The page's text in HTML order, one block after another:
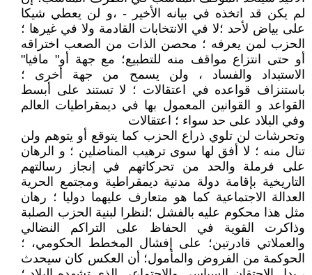
لم يكن قد اتخذه في بيانه الأخير - ،و لن يعطي شيكا
على بياض لأحد ؛لا في الانتخابات القادمة ولا في غيرها ؛
الحزب لمن يعرفه ؛ محصن الذات من الصعب اختراقه
أو حتى انتزاع مواقف منه للتطبيع؛ مع جهة أو" مافيا"
الاستبداد والفساد ، ولن يسمح من جهة أخرى ؛
باستنزاف قواعده في اعتقالات ؛ لا تستند على أبسط
القواعد و القوانين المعمول بها في ديمقراطيات العالم
وفي البلاد على حد سواء ؛ اعتقالات
وتحرشات لن تلوي ذراع الحزب كما يتوقع أو يتوهم ولن
تنال منه ؛ لا أفق لها سوى ترهيب المناضلين ؛ و الرهان
على فرملة والحد من تحركاتهم في إنجاز رسالتهم
التاريخية بإقامة دولة مدنية ديمقراطية ومجتمع الحرية
العدالة الاجتماعية كما هو متعارف عليهما دوليا ؛ رهان
مثل هذا محكوم عليه بالفشل ؛لنظرا لبنية الحزب الصلبة
وذاكرت القوية في الحفاظ على التراكم النضالي
والعملاتي قادرتين؛ على إفشال المخطط الحكومي، ؛
الحوكمة من الفروض والمأمول؛ أن العكس كان سيحدث